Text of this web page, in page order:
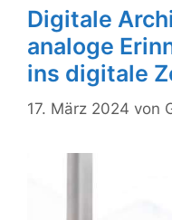
Digitale
analoge
ins digitale
17. März 2024 von